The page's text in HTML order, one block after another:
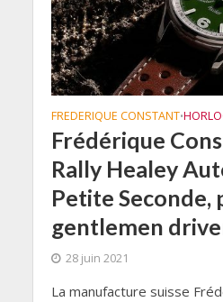
FREDERIQUE CONSTANT•
Frédérique
Rally Healey
Petite Seconde,
gentlemen
28 juin 2021
La manufacture suisse